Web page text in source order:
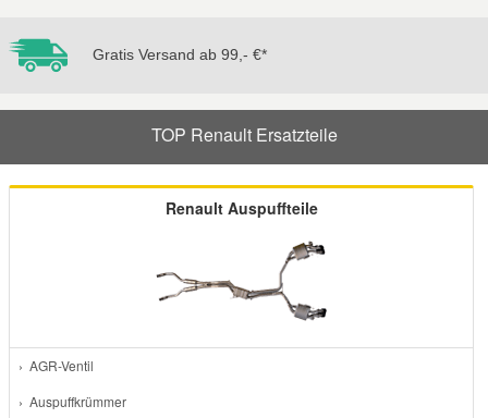
Gratis Versand ab 99,- €*
TOP Renault Ersatzteile
Renault Auspuffteile
› AGR-Ventil
› Auspuffkrümmer